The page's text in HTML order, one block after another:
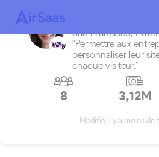
San Francisco,
"Permettre aux
personnaliser leur
chaque visiteur."
8 3,12M
Modifié il y a moins de